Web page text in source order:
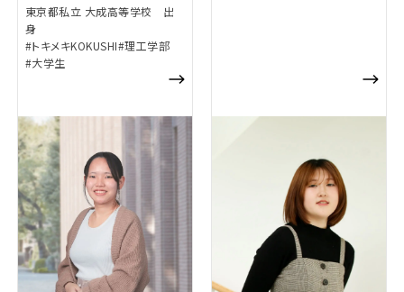
東京都私立 大成高等学校 出
身
#トキメキKOKUSHI#理工学部
#大学生